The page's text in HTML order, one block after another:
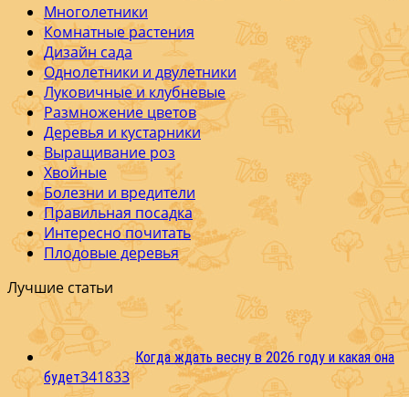
Многолетники
Комнатные растения
Дизайн сада
Однолетники и двулетники
Луковичные и клубневые
Размножение цветов
Деревья и кустарники
Выращивание роз
Хвойные
Болезни и вредители
Правильная посадка
Интересно почитать
Плодовые деревья
Лучшие статьи
Когда ждать весну в 2026 году и какая она
будет341833